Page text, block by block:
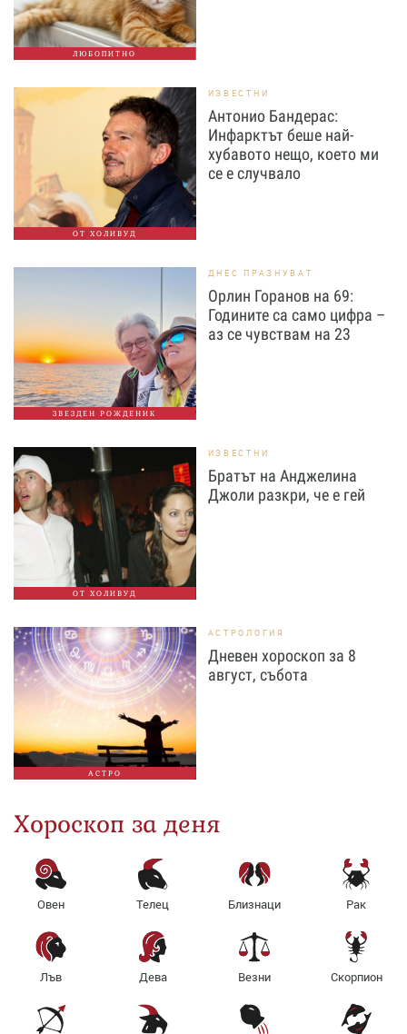
ЛЮБОПИТНО
ОТ ХОЛИВУД
ИЗВЕСТНИ
Антонио Бандерас:
Инфарктът беше най-
хубавото нещо, което ми
се е случвало
ЗВЕЗДЕН РОЖДЕНИК
ДНЕС ПРАЗНУВАТ
Орлин Горанов на 69:
Годините са само цифра –
аз се чувствам на 23
ОТ ХОЛИВУД
ИЗВЕСТНИ
Братът на Анджелина
Джоли разкри, че е гей
АСТРО
АСТРОЛОГИЯ
Дневен хороскоп за 8
август, събота
Хороскоп за деня
Овен Телец Близнаци Рак
Лъв Дева Везни Скорпион